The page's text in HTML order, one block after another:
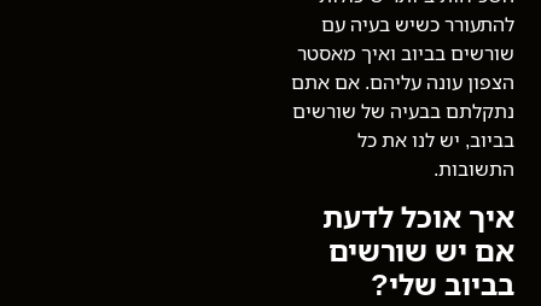
להתעורר כשיש בעיה עם
שורשים בביוב ואיך מאסטר
הצפון עונה עליהם. אם אתם
נתקלתם בבעיה של שורשים
בביוב, יש לנו את כל
התשובות.
איך אוכל לדעת
אם יש שורשים
בביוב שלי?